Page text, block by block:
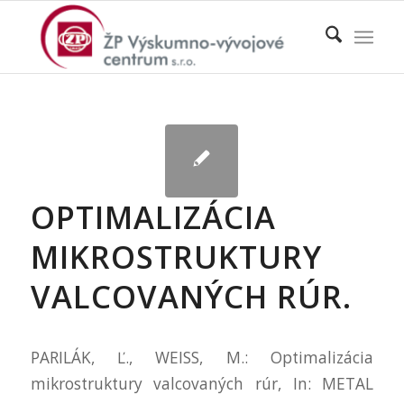
OPTIMALIZÁCIA
MIKROSTRUKTURY
VALCOVANÝCH RÚR.
PARILÁK, Ľ., WEISS, M.: Optimalizácia
mikrostruktury valcovaných rúr, In: METAL